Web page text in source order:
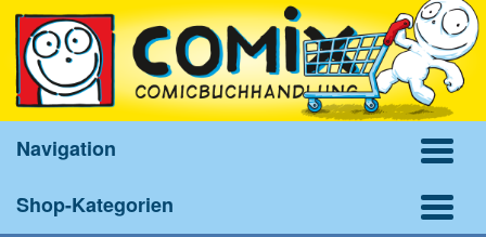
Navigation
Shop-Kategorien